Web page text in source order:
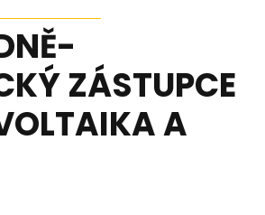
ZÁSTUPCE
A